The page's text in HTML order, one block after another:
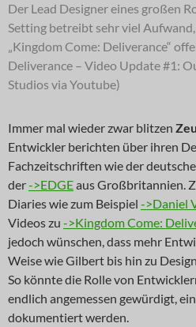
Der Lead Designer eines großen
Setting betreibt sehr viel
„Kingdom Come: Deliverance“
Deliverance – Video Update #1:
Studios via Youtube)
Immer mal wieder zwar blitzen
Entwickler berichten über ihren
Fachzeitschriften wie der
der->EDGEaus Großbritannien.
Diaries wie zum Beispiel ->Daniel
Videos zu ->Kingdom Come:
jedoch wünschen, dass mehr
Weise wie Gilbert bis hin zu
So könnte die Rolle von
endlich angemessen gewürdigt,
dokumentiert werden.